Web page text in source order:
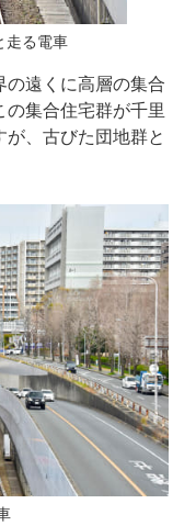
走る電車
の遠くに高層の集合
集合住宅群が千里
、古びた団地群と